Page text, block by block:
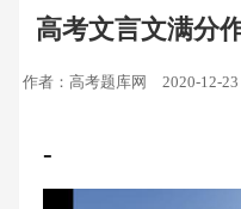
高考文言文满分
作者：高考题库网 2020-12-
-